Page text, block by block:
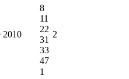
2010
8
11
22
31
33
47
2
1